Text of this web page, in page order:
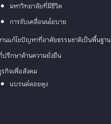
มหาวิทยาลัยที่มีชีวิต
การขับเคลื่อนนโยบาย
นแก้ไขปัญหาที่อาศัยธรรมชาติเป็นพื้นฐาน
รึกษาด้านความยั่งยืน
กิจเพื่อสังคม
แบรนด์ดอยตุง